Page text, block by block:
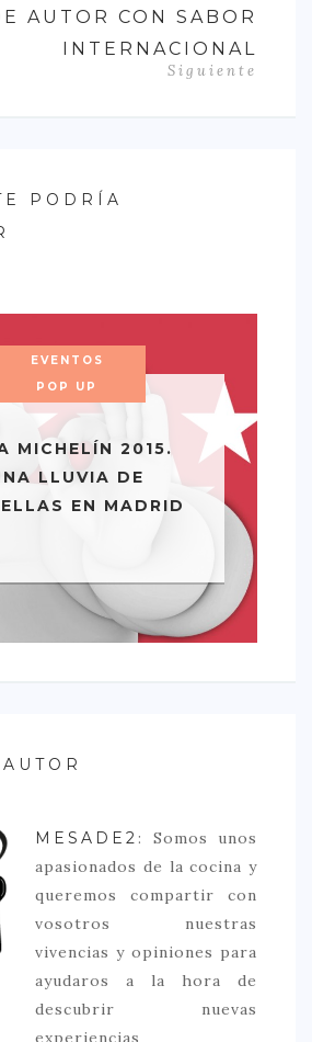
AUTOR CON SABOR
INTERNACIONAL
Siguiente
PODRÍA
EVENTOS
POP UP
MICHELÍN 2015.
LLUVIA DE
EN MADRID
MESADE2: Somos unos
apasionados de la cocina y
queremos compartir con
vosotros nuestras
vivencias y opiniones para
ayudaros a la hora de
descubrir nuevas